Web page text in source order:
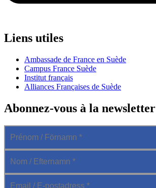
Liens utiles
Ambassade de France en Suède
Campus France Suède
Institut français
Alliances Françaises de Suède
Abonnez-vous à la newsletter